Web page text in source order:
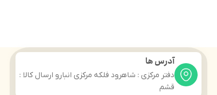
آدرس ها
دفتر مرکزی : شاهرود فلکه مرکزی انبارو ارسال کالا :
قشم